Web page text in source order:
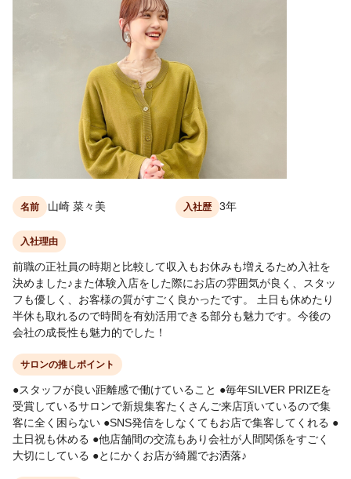
名前 山崎 菜々美 入社歴 3年
入社理由
前職の正社員の時期と比較して収入もお休みも増えるため入社を
決めました♪また体験入店をした際にお店の雰囲気が良く、スタッ
フも優しく、お客様の質がすごく良かったです。 土日も休めたり
半休も取れるので時間を有効活用できる部分も魅力です。今後の
会社の成長性も魅力的でした！
サロンの推しポイント
●スタッフが良い距離感で働けていること ●毎年SILVER PRIZEを
受賞しているサロンで新規集客たくさんご来店頂いているので集
客に全く困らない ●SNS発信をしなくてもお店で集客してくれる ●
土日祝も休める ●他店舗間の交流もあり会社が人間関係をすごく
大切にしている ●とにかくお店が綺麗でお洒落♪